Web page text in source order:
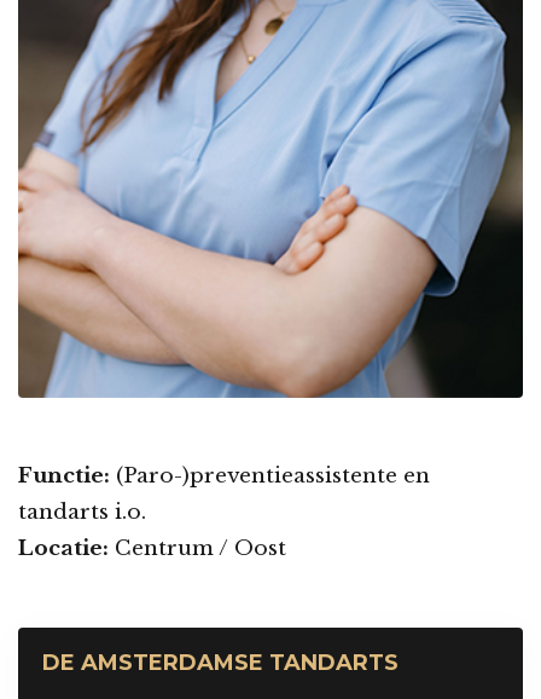
Functie: (Paro-)preventieassistente en
tandarts i.o.
Locatie: Centrum / Oost
DE AMSTERDAMSE TANDARTS